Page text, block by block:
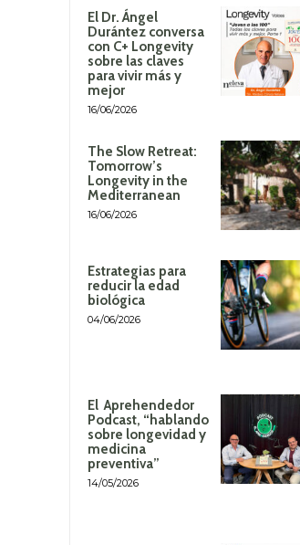
El Dr. Ángel
Durántez conversa
con C+ Longevity
sobre las claves
para vivir más y
mejor
16/06/2026
The Slow Retreat:
Tomorrow’s
Longevity in the
Mediterranean
16/06/2026
Estrategias para
reducir la edad
biológica
04/06/2026
El Aprehendedor
Podcast, “hablando
sobre longevidad y
medicina
preventiva”
14/05/2026